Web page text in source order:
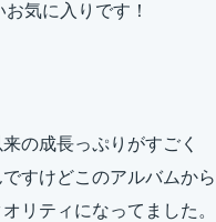
気に入りです！
の成長っぷりがすごく
すけどこのアルバムから
リティになってました。